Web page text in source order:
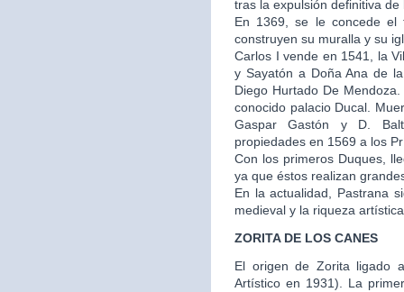
tras la expulsión definitiva de
En 1369, se le concede el
construyen su muralla y su
Carlos I vende en 1541, la
y Sayatón a Doña Ana de
Diego Hurtado De
conocido palacio Ducal.
Gaspar Gastón y D.
propiedades en 1569 a los
Con los primeros Duques,
ya que éstos realizan
En la actualidad, Pastrana
medieval y la riqueza
ZORITA DE LOS CANES
El origen de Zorita ligado
Artístico en 1931). La